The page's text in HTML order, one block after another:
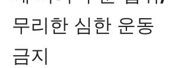
무리한 심한 운동
금지